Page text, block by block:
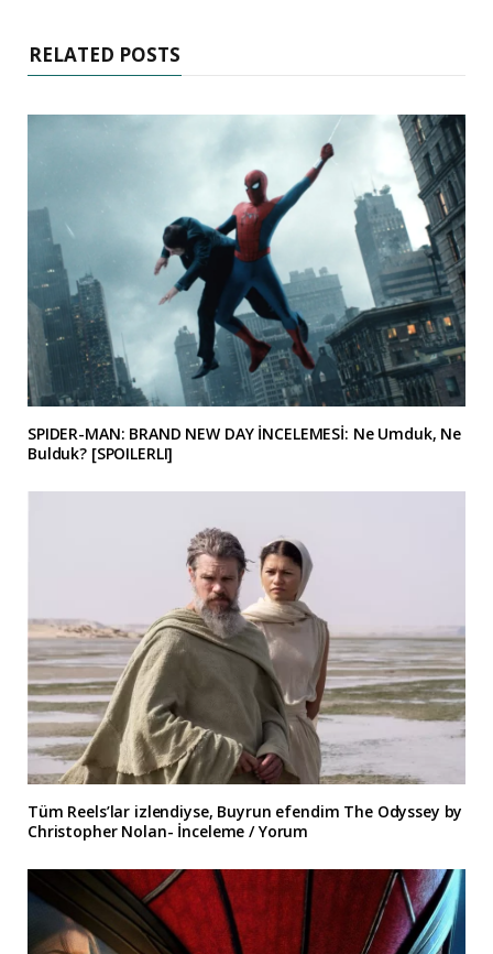
RELATED POSTS
SPIDER-MAN: BRAND NEW DAY İNCELEMESİ: Ne Umduk, Ne
Bulduk? [SPOILERLI]
Tüm Reels’lar izlendiyse, Buyrun efendim The Odyssey by
Christopher Nolan- İnceleme / Yorum